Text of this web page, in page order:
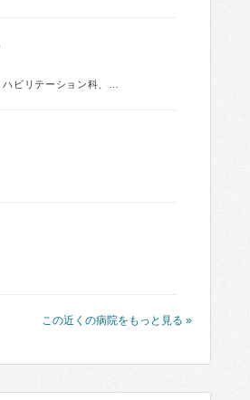
この近くの病院をもっと見る »